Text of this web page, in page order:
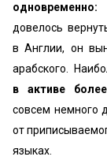
довелось
в Англии, он
арабского.
в активе
совсем немного
от
языках.